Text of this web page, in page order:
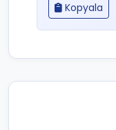
Kopyala